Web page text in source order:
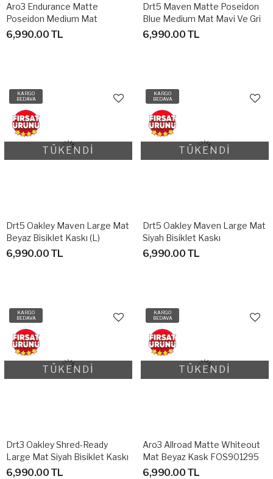
Aro3 Endurance Matte
Poseidon Medium Mat
Lacivert Unisex Bisiklet Kaskı
6,990.00 TL
Drt5 Maven Matte Poseidon
Blue Medium Mat Mavi Ve Gri
Unisex Bisiklet Kaskı
6,990.00 TL
KARGO
BEDAVA
TÜKENDİ
Drt5 Oakley Maven Large Mat
Beyaz Bisiklet Kaskı (L)
6,990.00 TL
KARGO
BEDAVA
TÜKENDİ
Drt5 Oakley Maven Large Mat
Siyah Bisiklet Kaskı
6,990.00 TL
KARGO
BEDAVA
TÜKENDİ
Drt3 Oakley Shred-Ready
Large Mat Siyah Bisiklet Kaskı
6,990.00 TL
KARGO
BEDAVA
TÜKENDİ
Aro3 Allroad Matte Whiteout
Mat Beyaz Kask FOS901295
1A8 LARGE
6,990.00 TL